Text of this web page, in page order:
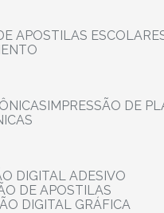
APOSTILAS
IMPRESSÃO DE
DIGITAL ADESIVO
DE APOSTILAS
DIGITAL GRÁFICA